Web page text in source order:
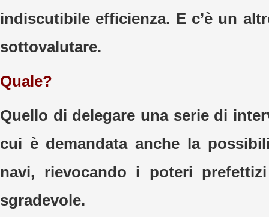
indiscutibile efficienza. E c’è un
sottovalutare.
Quale?
Quello di delegare una serie di
cui è demandata anche la
navi, rievocando i poteri
sgradevole.